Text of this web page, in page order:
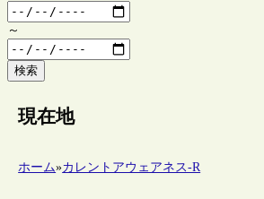
～
検索
現在地
ホーム»カレントアウェアネス-R